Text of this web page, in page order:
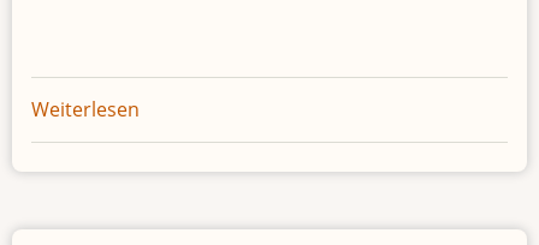
Weiterlesen
Lesung
mit
Peter